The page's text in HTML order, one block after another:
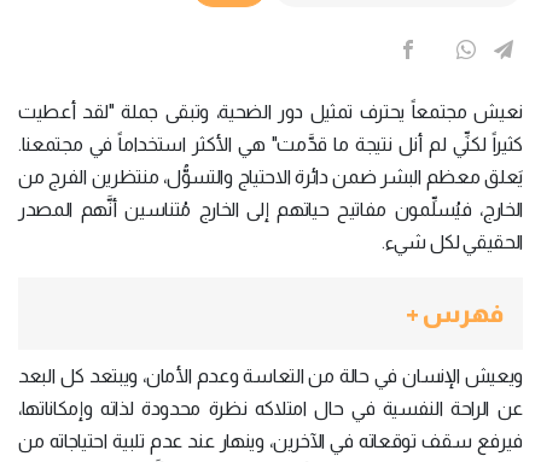
نعيش مجتمعاً يحترف تمثيل دور الضحية، وتبقى جملة "لقد أعطيت
كثيراً لكنِّي لم أنل نتيجة ما قدَّمت" هي الأكثر استخداماً في مجتمعنا.
يَعلق معظم البشر ضمن دائرة الاحتياج والتسوُّل، منتظرين الفرج من
الخارج، فيُسلِّمون مفاتيح حياتهم إلى الخارج مُتناسين أنَّهم المصدر
الحقيقي لكل شيء.
فهرس +
ويعيش الإنسان في حالة من التعاسة وعدم الأمان، ويبتعد كل البعد
عن الراحة النفسية في حال امتلاكه نظرة محدودة لذاته وإمكاناتها،
فيرفع سقف توقعاته في الآخرين، وينهار عند عدم تلبية احتياجاته من